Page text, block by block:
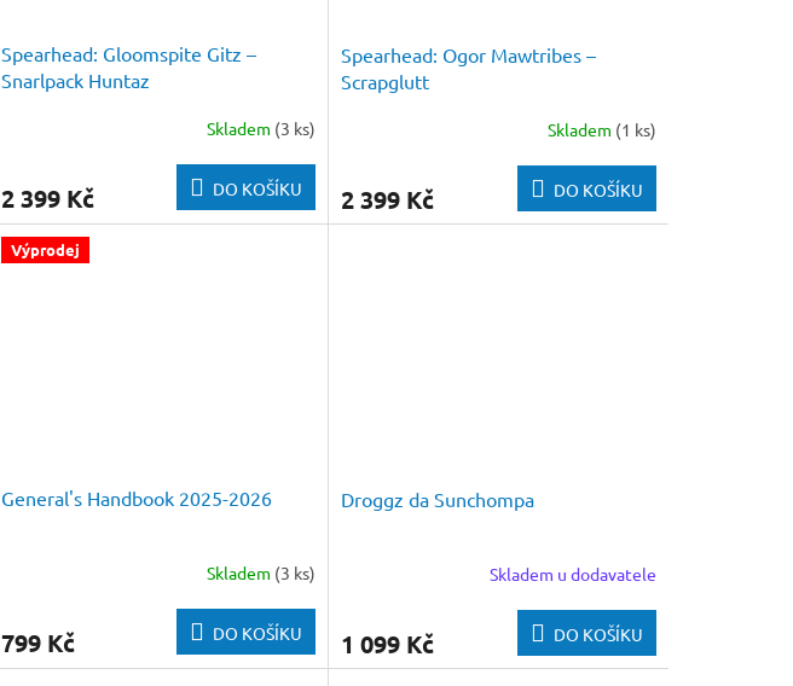
Spearhead: Gloomspite Gitz –
Snarlpack Huntaz
Skladem (3 ks)
2 399 Kč DO KOŠÍKU
Spearhead: Ogor Mawtribes –
Scrapglutt
Skladem (1 ks)
2 399 Kč DO KOŠÍKU
Výprodej
General's Handbook 2025-2026
Skladem (3 ks)
799 Kč DO KOŠÍKU
Droggz da Sunchompa
Skladem u dodavatele
1 099 Kč DO KOŠÍKU